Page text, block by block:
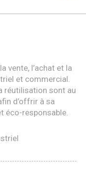
vente, l’achat et la
et commercial.
réutilisation sont au
d’offrir à sa
éco-responsable.